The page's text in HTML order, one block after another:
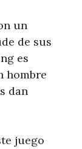
un
de sus
es
hombre
dan
juego